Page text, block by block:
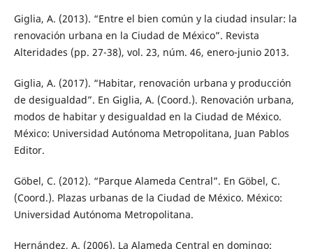
Giglia, A. (2013). “Entre el bien común y la ciudad insular: la
renovación urbana en la Ciudad de México”. Revista
Alteridades (pp. 27-38), vol. 23, núm. 46, enero-junio 2013.
Giglia, A. (2017). “Habitar, renovación urbana y producción
de desigualdad”. En Giglia, A. (Coord.). Renovación urbana,
modos de habitar y desigualdad en la Ciudad de México.
México: Universidad Autónoma Metropolitana, Juan Pablos
Editor.
Göbel, C. (2012). “Parque Alameda Central”. En Göbel, C.
(Coord.). Plazas urbanas de la Ciudad de México. México:
Universidad Autónoma Metropolitana.
Hernández, A. (2006). La Alameda Central en domingo: